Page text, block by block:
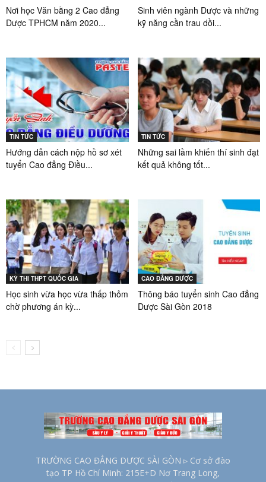
Nơi học Văn bằng 2 Cao đẳng
Dược TPHCM năm 2020...
Sinh viên ngành Dược và những
kỹ năng cần trau dồi...
TIN TỨC
Hướng dẫn cách nộp hồ sơ xét
tuyển Cao đẳng Điều...
TIN TỨC
Những sai lầm khiến thí sinh đạt
kết quả không tốt...
KỲ THI THPT QUỐC GIA
Học sinh vừa học vừa thấp thỏm
chờ phương án kỳ...
CAO ĐẲNG DƯỢC
Thông báo tuyển sinh Cao đẳng
Dược Sài Gòn 2018
TRƯỜNG CAO ĐẲNG DƯỢC SÀI GÒN ▹ Cơ sở đào
tạo TP Hồ Chí Minh: 215E+D Nơ Trang Long,